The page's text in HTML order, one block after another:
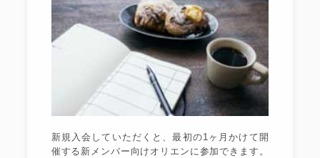
新規入会していただくと、最初の1ヶ月かけて開
催する新メンバー向けオリエンに参加できます。